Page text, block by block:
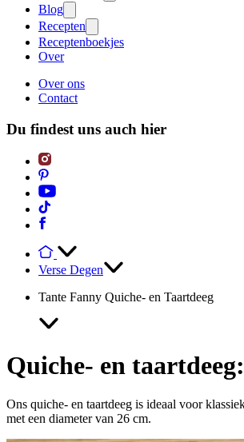
Blog
Recepten
Receptenboekjes
Over
Over ons
Contact
Du findest uns auch hier
Verse Degen
Tante Fanny Quiche- en Taartdeeg
Quiche- en
Ons quiche- en taartdeeg is ideaal voor
met een diameter van 26 cm.